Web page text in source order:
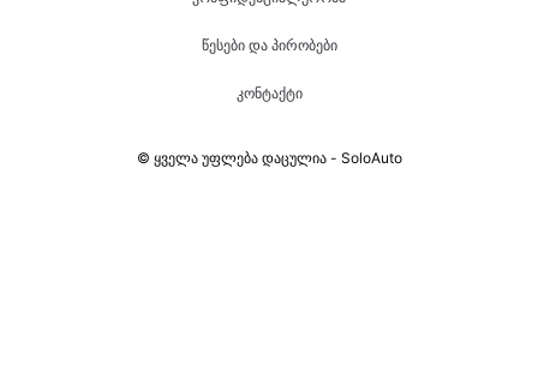
წესები და პირობები
კონტაქტი
© ყველა უფლება დაცულია - SoloAuto